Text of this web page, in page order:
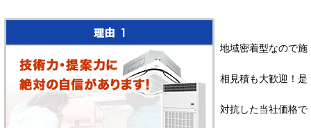
地域密着型なので
相見積も大歓迎！
対抗した当社価格